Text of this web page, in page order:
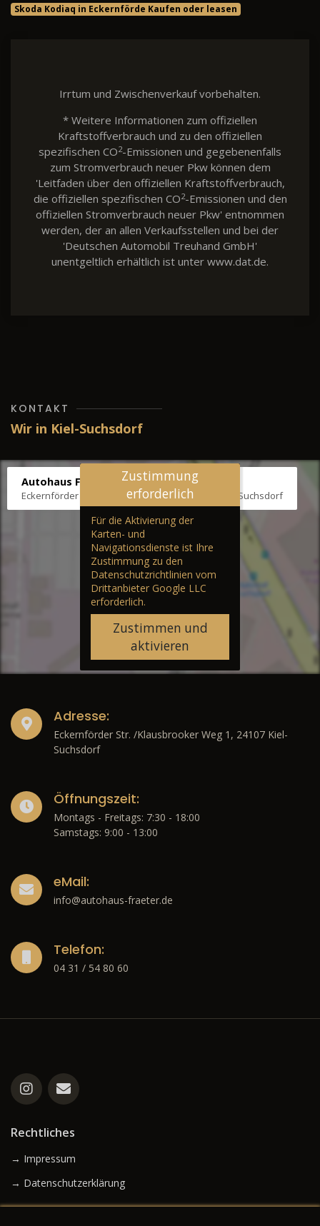
Skoda Kodiaq in Eckernförde Kaufen oder leasen
Irrtum und Zwischenverkauf vorbehalten.
* Weitere Informationen zum offiziellen
Kraftstoffverbrauch und zu den offiziellen
spezifischen CO2-Emissionen und gegebenenfalls
zum Stromverbrauch neuer Pkw können dem
'Leitfaden über den offiziellen Kraftstoffverbrauch,
die offiziellen spezifischen CO2-Emissionen und den
offiziellen Stromverbrauch neuer Pkw' entnommen
werden, der an allen Verkaufsstellen und bei der
'Deutschen Automobil Treuhand GmbH'
unentgeltlich erhältlich ist unter www.dat.de.
KONTAKT
Wir in Kiel-Suchsdorf
Autohaus Fräter
Eckernförder Str. /Klausbrooker Weg 1, 24107 Kiel-Suchsdorf
Zustimmung
erforderlich
Für die Aktivierung der
Karten- und
Navigationsdienste ist Ihre
Zustimmung zu den
Datenschutzrichtlinien vom
Drittanbieter Google LLC
erforderlich.
Zustimmen und
aktivieren
Adresse:
Eckernförder Str. /Klausbrooker Weg 1, 24107 Kiel-
Suchsdorf
Öffnungszeit:
Montags - Freitags: 7:30 - 18:00
Samstags: 9:00 - 13:00
eMail:
info@autohaus-fraeter.de
Telefon:
04 31 / 54 80 60
Rechtliches
→ Impressum
→ Datenschutzerklärung